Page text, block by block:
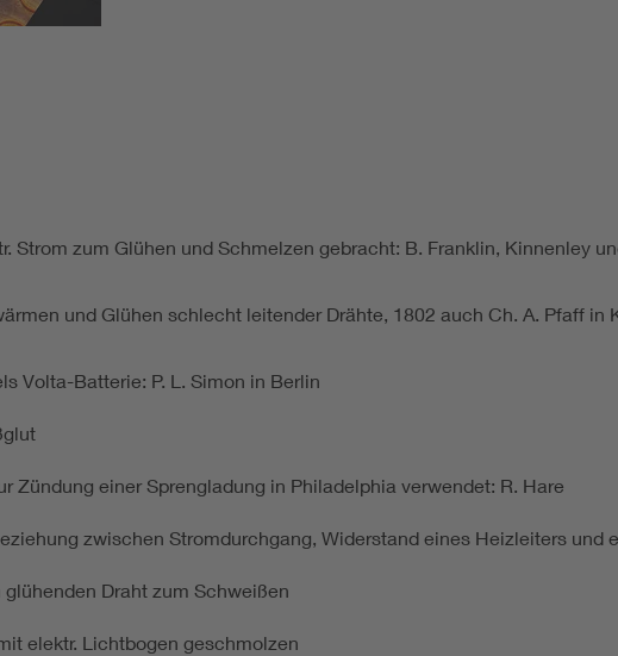
Strom zum Glühen und Schmelzen gebracht: B. Franklin, Kinnenley
und Glühen schlecht leitender Drähte, 1802 auch Ch. A. Pfaff
Volta-Batterie: P. L. Simon in Berlin
Zündung einer Sprengladung in Philadelphia verwendet: R. Hare
zwischen Stromdurchgang, Widerstand eines Heizleiters und
Draht zum Schweißen
elektr. Lichtbogen geschmolzen